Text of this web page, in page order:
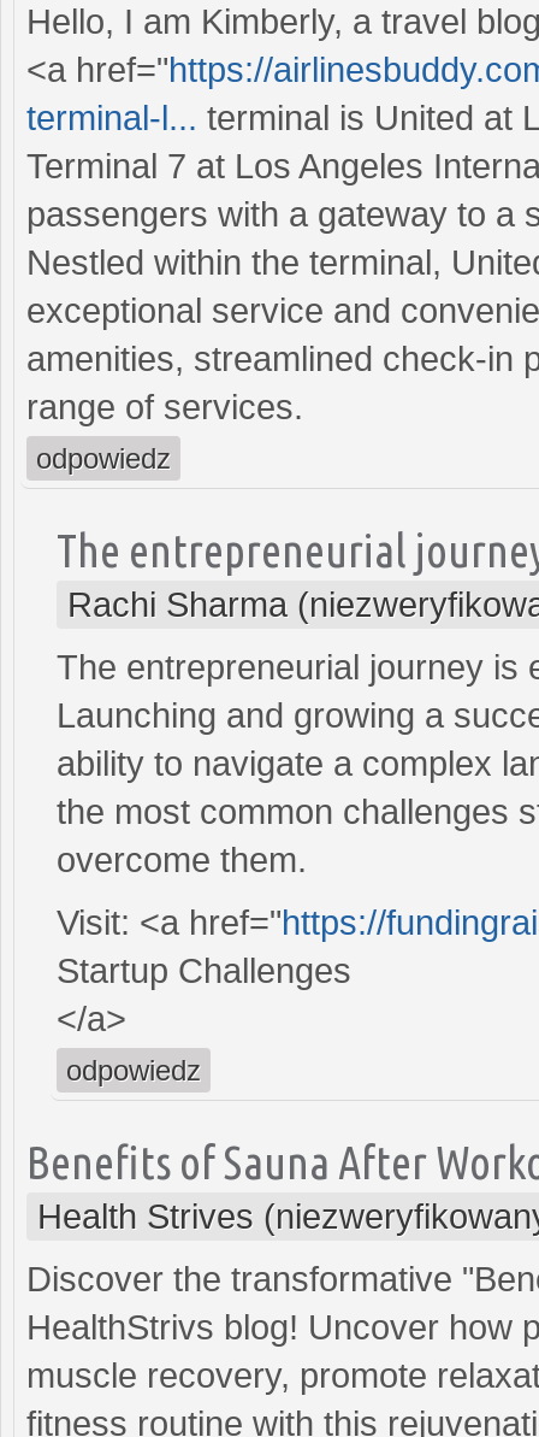
Hello, I am Kimberly, a travel
<a href="https://
terminal-l... terminal is United at
Terminal 7 at Los Angeles
passengers with a gateway to a
Nestled within the terminal,
exceptional service and
amenities, streamlined check-in
range of services.
odpowiedz
The entrepreneurial
Rachi Sharma
The entrepreneurial journey is
Launching and growing a
ability to navigate a complex
the most common challenges
overcome them.
Visit: <a href="https://
Startup Challenges
</a>
odpowiedz
Benefits of Sauna After
Health Strives
Discover the transformative
HealthStrivs blog! Uncover how
muscle recovery, promote
fitness routine with this